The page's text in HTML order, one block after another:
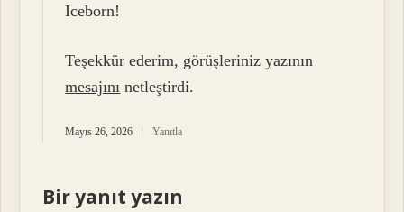
Iceborn!
Teşekkür ederim, görüşleriniz yazının
mesajını netleştirdi.
Mayıs 26, 2026 Yanıtla
Bir yanıt yazın